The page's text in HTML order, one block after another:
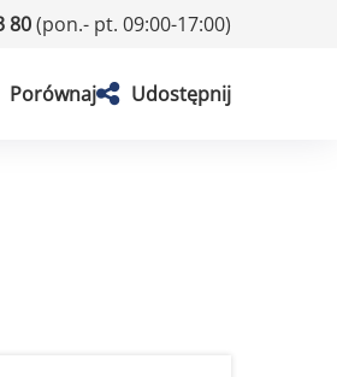
80(pon.- pt. 09:00-17:00)
Porównaj Udostępnij